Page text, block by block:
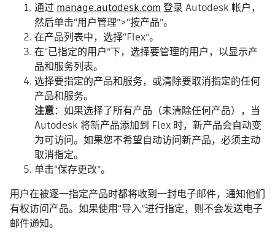
通过 manage.autodesk.com 登录 Autodesk 帐户，
然后单击“用户管理”>“按产品”。
在产品列表中，选择“Flex”。
在“已指定的用户”下，选择要管理的用户，以显示产
品和服务列表。
选择要指定的产品和服务，或清除要取消指定的任何
产品和服务。
注意：如果选择了所有产品（未清除任何产品），当
Autodesk 将新产品添加到 Flex 时，新产品会自动变
为可访问。如果您不希望自动访问新产品，必须主动
取消指定。
单击“保存更改”。
用户在被逐一指定产品时都将收到一封电子邮件，通知他们
有权访问产品。如果使用“导入”进行指定，则不会发送电子
邮件通知。